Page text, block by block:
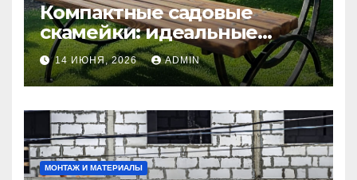
Компактные садовые
скамейки: идеальные
решения Madmetal.ru для
маленьких участков
14 ИЮНЯ, 2026 ADMIN
МОНТАЖ И МАТЕРИАЛЫ